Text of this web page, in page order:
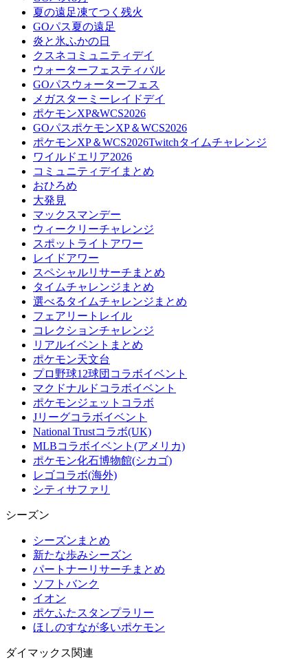
夏の遠足凍てつく残火
GOパス夏の遠足
炎と氷ふかの日
クスネコミュニティデイ
ウォーターフェスティバル
GOパスウォーターフェス
メガスターミーレイドデイ
ポケモンXP&WCS2026
GOパスポケモンXP＆WCS2026
ポケモンXP＆WCS2026Twitchタイムチャレンジ
ワイルドエリア2026
コミュニティデイまとめ
おひろめ
大発見
マックスマンデー
ウィークリーチャレンジ
スポットライトアワー
レイドアワー
スペシャルリサーチまとめ
タイムチャレンジまとめ
選べるタイムチャレンジまとめ
フェアリートレイル
コレクションチャレンジ
リアルイベントまとめ
ポケモン天文台
プロ野球12球団コラボイベント
マクドナルドコラボイベント
ポケモンジェットコラボ
Jリーグコラボイベント
National Trustコラボ(UK)
MLBコラボイベント(アメリカ)
ポケモン化石博物館(シカゴ)
レゴコラボ(海外)
シティサファリ
シーズン
シーズンまとめ
新たな歩みシーズン
パートナーリサーチまとめ
ソフトバンク
イオン
ポケふたスタンプラリー
ほしのすなが多いポケモン
ダイマックス関連